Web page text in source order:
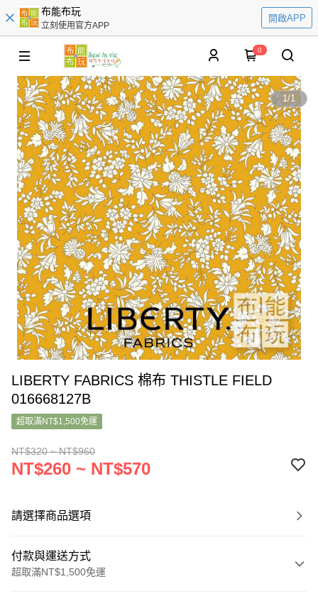
布能布玩
立刻使用官方APP
開啟APP
0
1/1
LIBERTY FABRICS 棉布 THISTLE FIELD
016668127B
超取滿NT$1,500免運
NT$320 ~ NT$960
NT$260 ~ NT$570
請選擇商品選項
付款與運送方式
超取滿NT$1,500免運